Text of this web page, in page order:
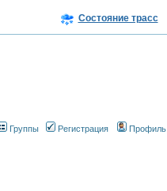
Состояние трасс
Группы Регистрация Профиль